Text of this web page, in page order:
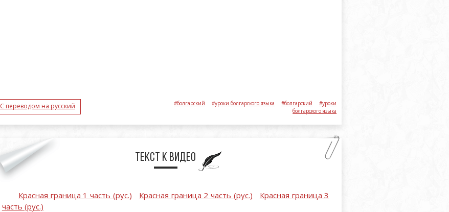
С переводом на русский #болгарский #уроки болгарского языка #болгарский
#уроки
болгарского языка
Текст к видео
Красная граница 1 часть (рус.) Красная граница 2 часть (рус.)
Красная граница 3
часть (рус.)